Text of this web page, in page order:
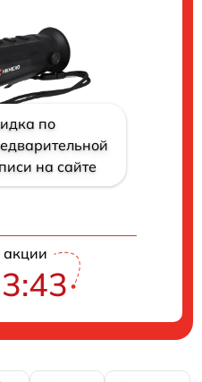
по
на сайте
акции